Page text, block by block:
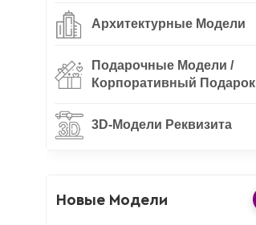
Архитектурные Модели
Подарочные Модели /
Корпоративный Подарок
3D-Модели Реквизита
Новые Модели